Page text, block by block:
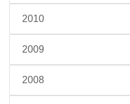
2010
2009
2008